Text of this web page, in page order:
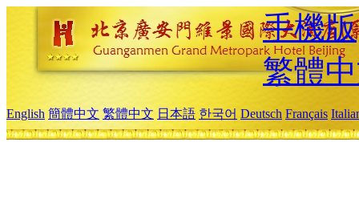
手機版
繁體
English 簡體中文 繁體中文 日本語 한국어 Deutsch Français